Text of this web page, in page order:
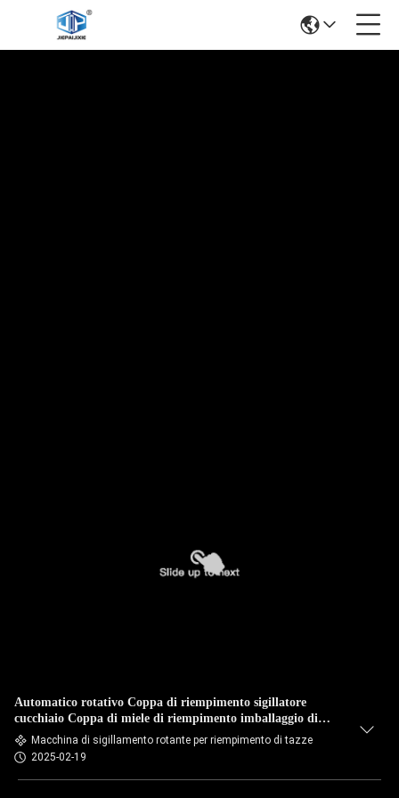
Automatico rotativo Coppa di riempimento sigillatore
cucchiaio Coppa di miele di riempimento imballaggio di
plastica
Macchina di sigillamento rotante per riempimento di tazze
2025-02-19